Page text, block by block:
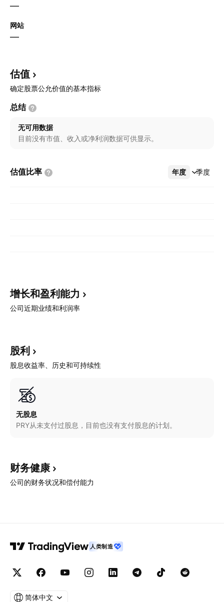
—
网站
—
估值
确定股票公允价值的基本指标
总结
无可用数据
目前没有市值、收入或净利润数据可供显示。
估值比率 年度 季度
更多
增长和盈利能力
公司近期业绩和利润率
股利
股息收益率、历史和可持续性
无股息
PRY从未支付过股息，目前也没有支付股息的计划。
财务健康
公司的财务状况和偿付能力
人类制造
简体中文